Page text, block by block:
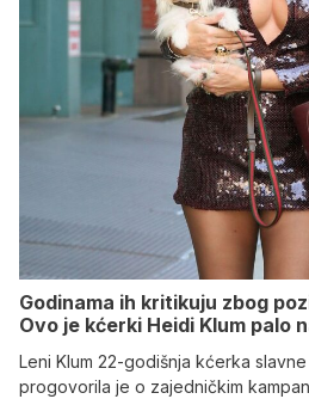
Godinama ih kritikuju zbog
Ovo je kćerki Heidi Klum palo
Leni Klum 22-godišnja kćerka
progovorila je o zajedničkim